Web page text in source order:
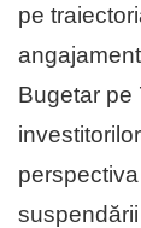
pe
Bugetar pe